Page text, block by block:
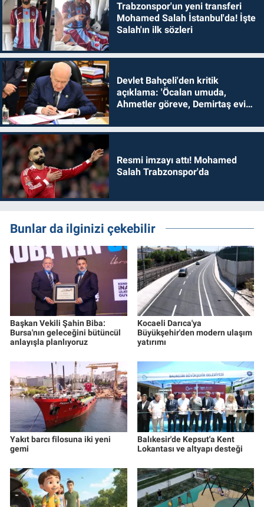
Trabzonspor'un yeni transferi
Mohamed Salah İstanbul'da! İşte
Salah'ın ilk sözleri
Devlet Bahçeli'den kritik
açıklama: 'Öcalan umuda,
Ahmetler göreve, Demirtaş evine
Resmi imzayı attı! Mohamed
Salah Trabzonspor'da
Bunlar da ilginizi çekebilir
Başkan Vekili Şahin Biba:
Bursa'nın geleceğini bütüncül
anlayışla planlıyoruz
Kocaeli Darıca'ya
Büyükşehir'den modern ulaşım
yatırımı
Yakıt barcı filosuna iki yeni
gemi
Balıkesir'de Kepsut'a Kent
Lokantası ve altyapı desteği